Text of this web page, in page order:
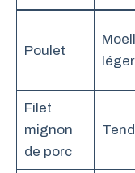
Poulet
léger
Filet
mignon
de porc